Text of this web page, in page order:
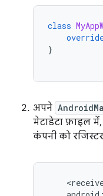
class
}
अपने
मेटाडेटा फ़ाइल
कंपनी को